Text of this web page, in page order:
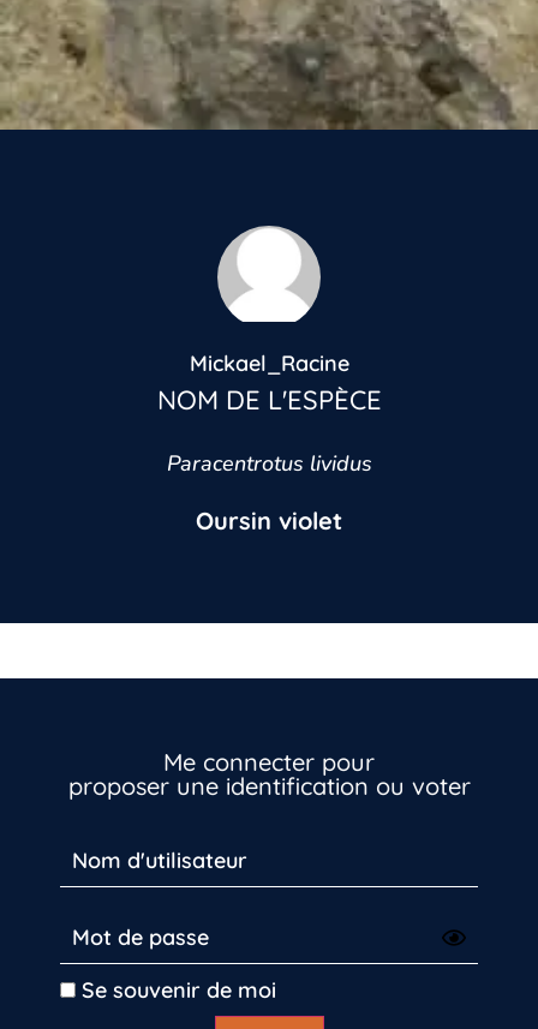
Mickael_Racine
NOM DE L'ESPÈCE
Paracentrotus lividus
Oursin violet
Me connecter pour
proposer une identification ou voter
Se souvenir de moi